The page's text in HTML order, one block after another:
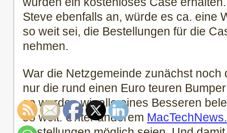
Steve ebenfalls an, würde es ca. eine
so weit sei, die Bestellungen für die
nehmen.
War die Netzgemeinde zunächst noch
nur die rund einen Euro teuren
so wurden wir alle eines Besseren
so weit.Unter anderem